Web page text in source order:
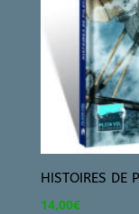
HISTOIRES DE
14,00€